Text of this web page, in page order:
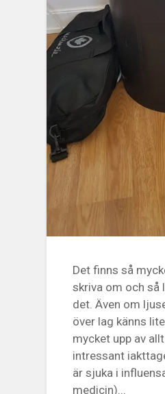
Det finns så
skriva om och så
det. Även om
över lag känns
mycket upp av
intressant
är sjuka i
medicin)...